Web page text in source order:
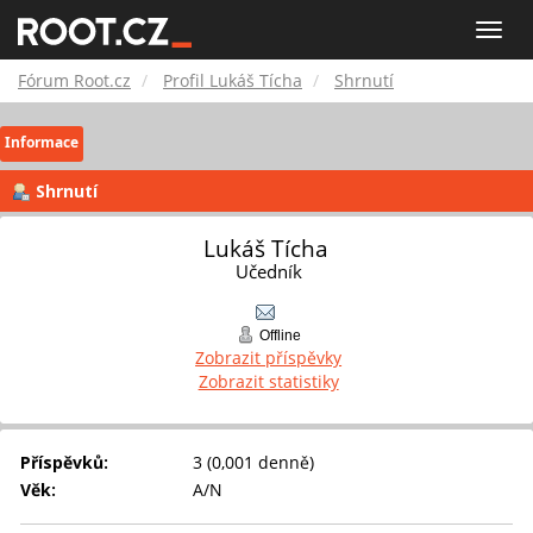
Toggle
Root.cz
Fórum Root.cz Profil Lukáš Tícha Shrnutí
Informace
Shrnutí
Lukáš Tícha
Učedník
Offline
Zobrazit příspěvky
Zobrazit statistiky
Příspěvků:
3 (0,001 denně)
Věk:
A/N